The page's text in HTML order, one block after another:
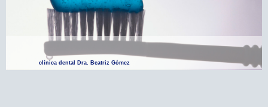
clínica dental Dra. Beatriz Gómez